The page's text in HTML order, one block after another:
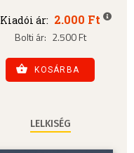
Kiadói ár: 2.000 Ft
Bolti ár: 2.500 Ft
KOSÁRBA
LELKISÉG